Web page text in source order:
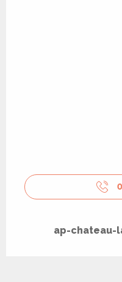
ap-chateau-